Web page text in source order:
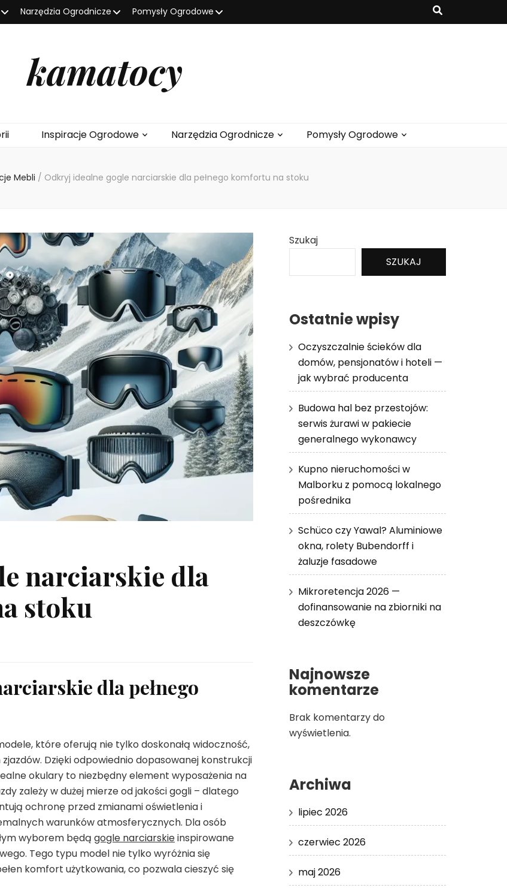
Narzędzia Ogrodnicze Pomysły Ogrodowe
kamatocy
Inspiracje Ogrodowe Narzędzia Ogrodnicze Pomysły Ogrodowe
Mebli / Odkryj idealne gogle narciarskie dla pełnego komfortu na stoku
narciarskie dla
stoku
dla pełnego
które oferują nie tylko doskonałą widoczność,
Dzięki odpowiednio dopasowanej konstrukcji
okulary to niezbędny element wyposażenia na
zależy w dużej mierze od jakości gogli – dlatego
ochronę przed zmianami oświetlenia i
warunków atmosferycznych. Dla osób
wyborem będą gogle narciarskieinspirowane
Tego typu model nie tylko wyróżnia się
komfort użytkowania, co pozwala cieszyć się
Szukaj
SZUKAJ
Ostatnie wpisy
Oczyszczalnie ścieków dla
domów, pensjonatów i hoteli —
jak wybrać producenta
Budowa hal bez przestojów:
serwis żurawi w pakiecie
generalnego wykonawcy
Kupno nieruchomości w
Malborku z pomocą lokalnego
pośrednika
Schüco czy Yawal? Aluminiowe
okna, rolety Bubendorff i
żaluzje fasadowe
Mikroretencja 2026 —
dofinansowanie na zbiorniki na
deszczówkę
Najnowsze
komentarze
Brak komentarzy do
wyświetlenia.
Archiwa
lipiec 2026
czerwiec 2026
maj 2026